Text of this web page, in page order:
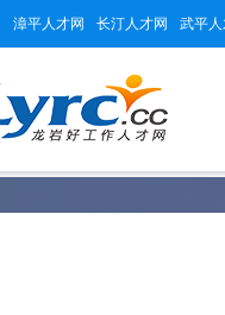
漳平人才网 长汀人才网 武平